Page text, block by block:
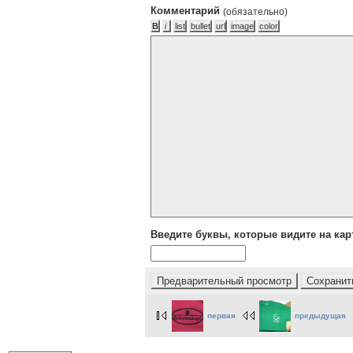
Комментарий (обязательно)
Введите буквы, которые видите на
первая предыдущая